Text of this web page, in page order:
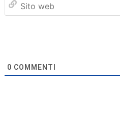
0 COMMENTI